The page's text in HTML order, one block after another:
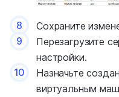
8 Сохраните
9
Перезагрузите
настройки.
10
Назначьте
виртуальным